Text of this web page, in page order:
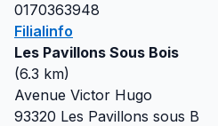
0170363948
Filialinfo
Les Pavillons Sous Bois
(6.3 km)
Avenue Victor Hugo
93320 Les Pavillons sous B